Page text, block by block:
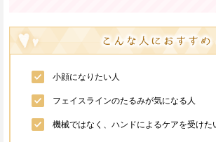
小顔になりたい人
フェイスラインのたるみが気になる人
機械ではなく、ハンドによるケアを受けた